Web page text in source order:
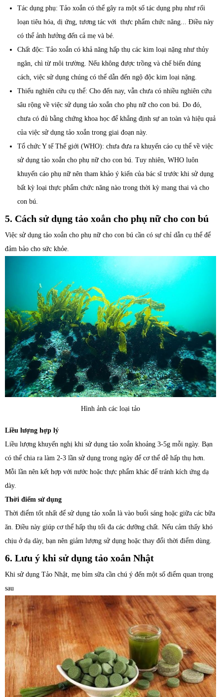
Tác dụng phụ: Tảo xoắn có thể gây ra một số tác dụng phụ như rối
loạn tiêu hóa, dị ứng, tương tác với thực phẩm chức năng... Điều này
có thể ảnh hưởng đến cả mẹ và bé.
Chất độc: Tảo xoắn có khả năng hấp thụ các kim loại nặng như thủy
ngân, chì từ môi trường. Nếu không được trồng và chế biến đúng
cách, việc sử dụng chúng có thể dẫn đến ngộ độc kim loại nặng.
Thiếu nghiên cứu cụ thể: Cho đến nay, vẫn chưa có nhiều nghiên cứu
sâu rộng về việc sử dụng tảo xoắn cho phụ nữ cho con bú. Do đó,
chưa có đủ bằng chứng khoa học để khẳng định sự an toàn và hiệu quả
của việc sử dụng tảo xoắn trong giai đoạn này.
Tổ chức Y tế Thế giới (WHO): chưa đưa ra khuyến cáo cụ thể về việc
sử dụng tảo xoắn cho phụ nữ cho con bú. Tuy nhiên, WHO luôn
khuyến cáo phụ nữ nên tham khảo ý kiến của bác sĩ trước khi sử dụng
bất kỳ loại thực phẩm chức năng nào trong thời kỳ mang thai và cho
con bú.
5. Cách sử dụng tảo xoắn cho phụ nữ cho con bú
Việc sử dụng tảo xoắn cho phụ nữ cho con bú cần có sự chỉ dẫn cụ thể để
đảm bảo cho sức khỏe.
Hình ảnh các loại tảo
Liều lượng hợp lý
Liều lượng khuyến nghị khi sử dụng tảo xoắn khoảng 3-5g mỗi ngày. Bạn
có thể chia ra làm 2-3 lần sử dụng trong ngày để cơ thể dễ hấp thụ hơn.
Mỗi lần nên kết hợp với nước hoặc thực phẩm khác để tránh kích ứng dạ
dày.
Thời điểm sử dụng
Thời điểm tốt nhất để sử dụng tảo xoắn là vào buổi sáng hoặc giữa các bữa
ăn. Điều này giúp cơ thể hấp thụ tối đa các dưỡng chất. Nếu cảm thấy khó
chịu ở dạ dày, bạn nên giảm lượng sử dụng hoặc thay đổi thời điểm dùng.
6. Lưu ý khi sử dụng tảo xoắn Nhật
Khi sử dụng Tảo Nhật, mẹ bỉm sữa cần chú ý đến một số điểm quan trọng
sau